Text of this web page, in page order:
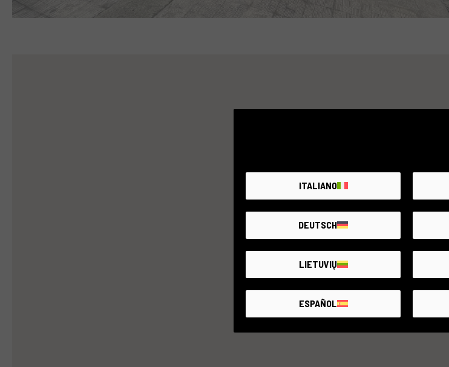
ITALIANO
DEUTSCH
LIETUVIŲ
ESPAÑOL